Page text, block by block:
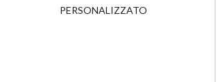
PERSONALIZZATO